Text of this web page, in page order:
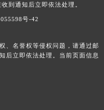
到通知后立即依法处理。
号-42
、名誉权等侵权问题，请通过邮
后立即依法处理。当前页面信息